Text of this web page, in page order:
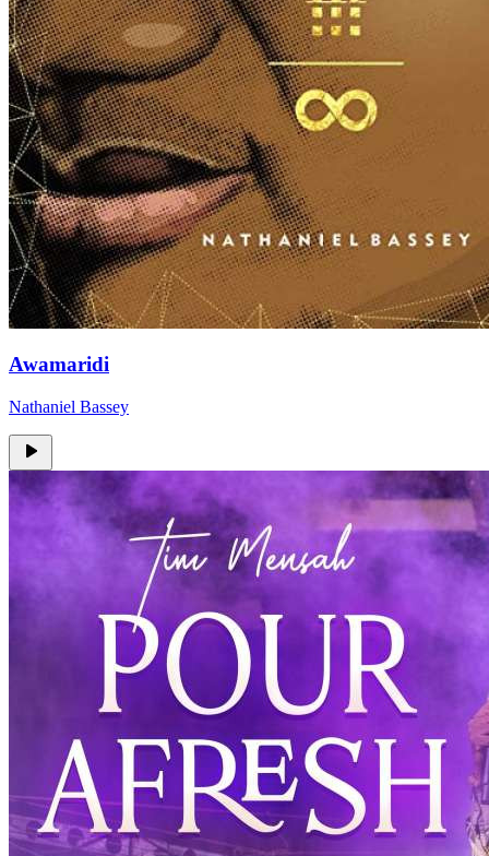
Awamaridi
Nathaniel Bassey